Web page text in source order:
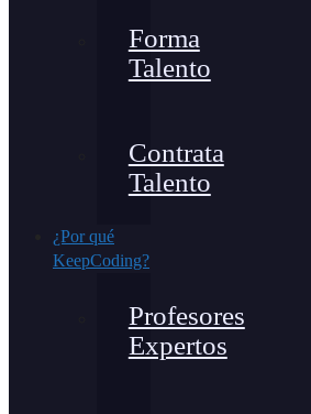
Forma
Talento
Contrata
Talento
¿Por qué
KeepCoding?
Profesores
Expertos